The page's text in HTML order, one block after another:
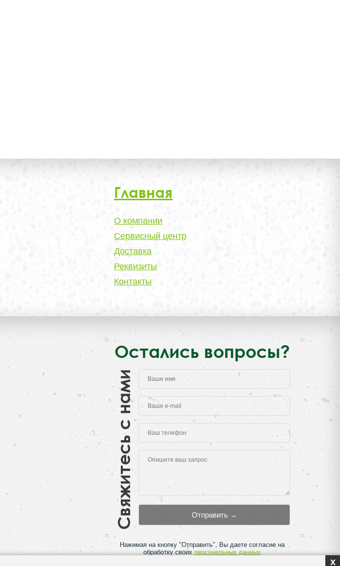
Главная
О компании
Сервисный центр
Доставка
Реквизиты
Контакты
Остались вопросы?
Свяжитесь с нами
Нажимая на кнопку "Отправить", Вы даете согласие на
обработку своихперсональных данных
x